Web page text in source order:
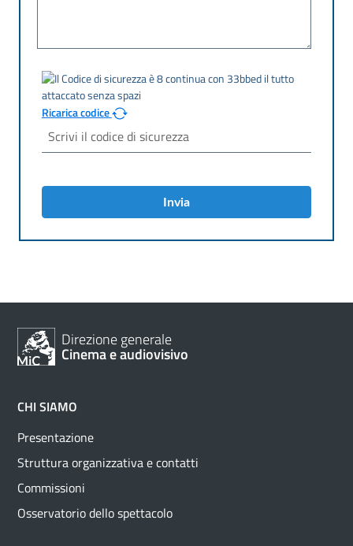
Ricarica codice
Invia
Direzione generale
Cinema e audiovisivo
CHI SIAMO
Presentazione
Struttura organizzativa e contatti
Commissioni
Osservatorio dello spettacolo